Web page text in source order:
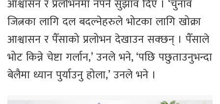
आश्वासन र प्रलोभनमा नपर्न सुझाव दिए । ‘चुनाव
जित्नका लागि दल बदल्नेहरुले भोटका लागि खोक्रा
आश्वासन र पैँसाको प्रलोभन देखाउन सक्छन् । पैँसाले
भोट किन्ने चेष्टा गर्लान,’ उनले भने, ‘पछि पछुताउनुभन्दा
बेलैमा ध्यान पुर्याउनु होला,’ उनले भने ।